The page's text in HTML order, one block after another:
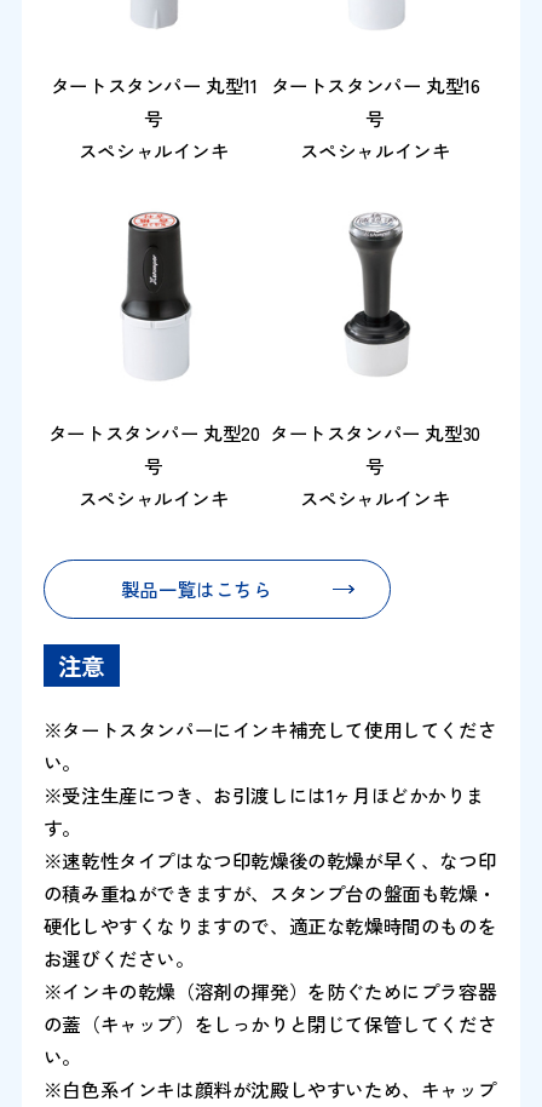
タートスタンパー 丸型11
号
スペシャルインキ
タートスタンパー 丸型16
号
スペシャルインキ
タートスタンパー 丸型20
号
スペシャルインキ
タートスタンパー 丸型30
号
スペシャルインキ
製品一覧はこちら
注意
※タートスタンパーにインキ補充して使用してくださ
い。
※受注生産につき、お引渡しには1ヶ月ほどかかりま
す。
※速乾性タイプはなつ印乾燥後の乾燥が早く、なつ印
の積み重ねができますが、スタンプ台の盤面も乾燥・
硬化しやすくなりますので、適正な乾燥時間のものを
お選びください。
※インキの乾燥（溶剤の揮発）を防ぐためにプラ容器
の蓋（キャップ）をしっかりと閉じて保管してくださ
い。
※白色系インキは顔料が沈殿しやすいため、キャップ